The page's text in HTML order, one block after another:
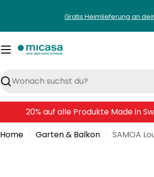
springen
Gratis Heimlieferung an
Suchen
20% auf alle Produkte Made in
Home
Garten & Balkon SAMOA